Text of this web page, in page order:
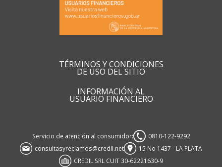
TÉRMINOS Y CONDICIONES
DE USO DEL SITIO
INFORMACIÓN AL
USUARIO FINANCIERO
Servicio de atención al consumidor:
0810-122-9292
consultasyreclamos@credil.net
15 No 1437 - LA PLATA
CREDIL SRL CUIT 30-62221630-9